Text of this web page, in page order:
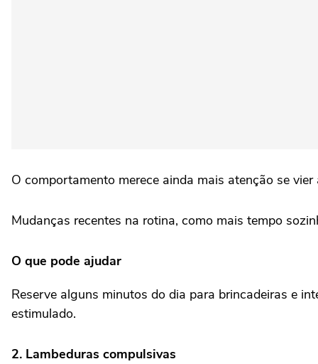
O comportamento merece ainda mais atenção se
Mudanças recentes na rotina, como mais tempo
O que pode ajudar
Reserve alguns minutos do dia para brincadeiras e
estimulado.
2. Lambeduras compulsivas